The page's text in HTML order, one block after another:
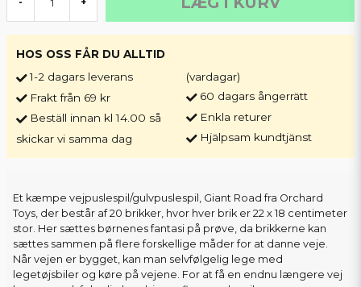
HOS OSS FÅR DU ALLTID
1-2 dagars leverans
Frakt från 69 kr
Beställ innan kl 14.00 så
skickar vi samma dag
(vardagar)
60 dagars ångerrätt
Enkla returer
Hjälpsam kundtjänst
Et kæmpe vejpuslespil/gulvpuslespil, Giant Road fra Orchard
Toys, der består af 20 brikker, hvor hver brik er 22 x 18 centimeter
stor. Her sættes børnenes fantasi på prøve, da brikkerne kan
sættes sammen på flere forskellige måder for at danne veje.
Når vejen er bygget, kan man selvfølgelig lege med
legetøjsbiler og køre på vejene. For at få en endnu længere vej